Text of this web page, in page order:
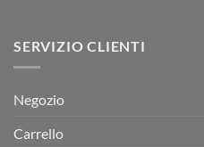
SERVIZIO CLIENTI
Negozio
Carrello